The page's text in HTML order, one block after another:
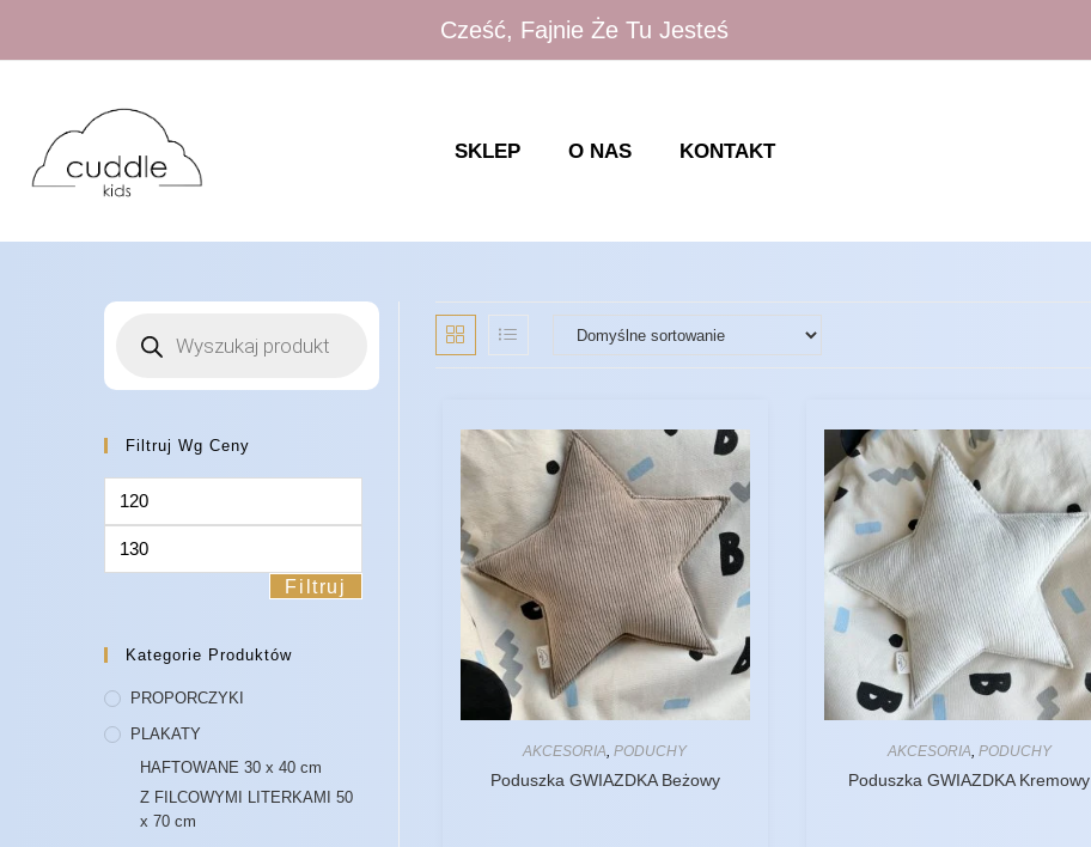
Cześć, Fajnie Że Tu Jesteś
SKLEP O NAS KONTAKT
AKCESORIA ,PODUCHY
Poduszka GWIAZDKA Beżowy
AKCESORIA PODUCHY
Poduszka GWIAZDKA Kremowy
Filtruj Wg Ceny
Filtruj
Kategorie Produktów
PROPORCZYKI
PLAKATY
HAFTOWANE 30 x 40 cm
Z FILCOWYMI LITERKAMI 50
x 70 cm